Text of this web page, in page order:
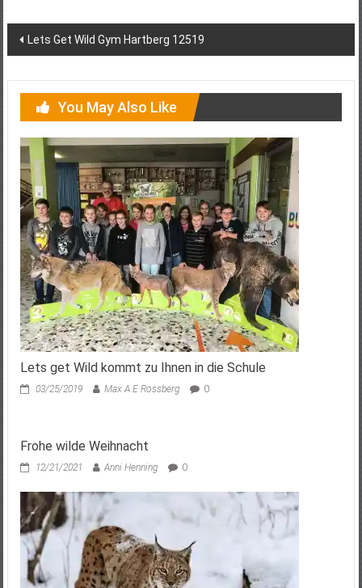
Post
Lets Get Wild Gym Hartberg 12519
You May Also Like
Lets get Wild kommt zu Ihnen in die Schule
03/25/2019 Max A E Rossberg 0
Frohe wilde Weihnacht
12/21/2021 Anni Henning 0